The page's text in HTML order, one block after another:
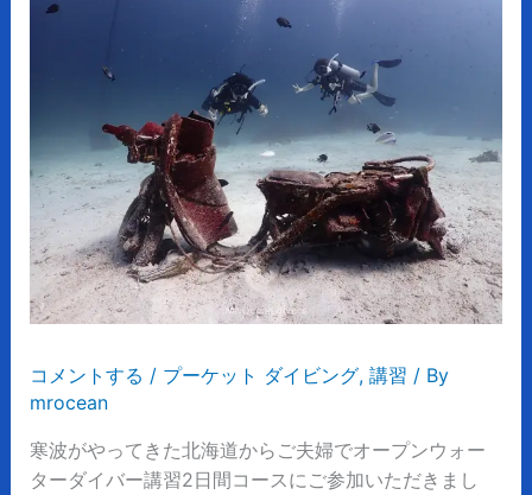
ー
コメントする / プーケット ダイビング, 講習 / By
mrocean
寒波がやってきた北海道からご夫婦でオープンウォー
ターダイバー講習2日間コースにご参加いただきまし